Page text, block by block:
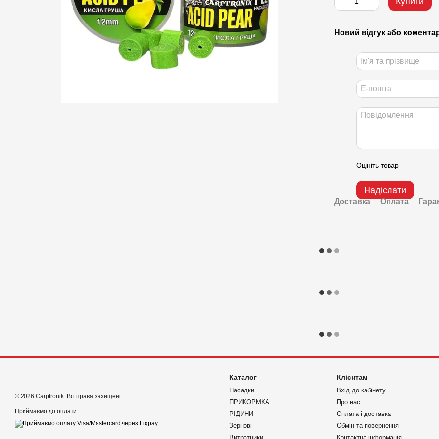
Новий відгук або
Оцініть товар
Надіслати
Доставка Оплата
© 2026 Carptronik. Всі права захищені.
Приймаємо до оплати
Каталог
Насадки
ПРИКОРМКА
РІДИНИ
Зернові
Витратники
Клієнтам
Вхід до кабінету
Про нас
Оплата і доставка
Обмін та повернення
Контактна інформація